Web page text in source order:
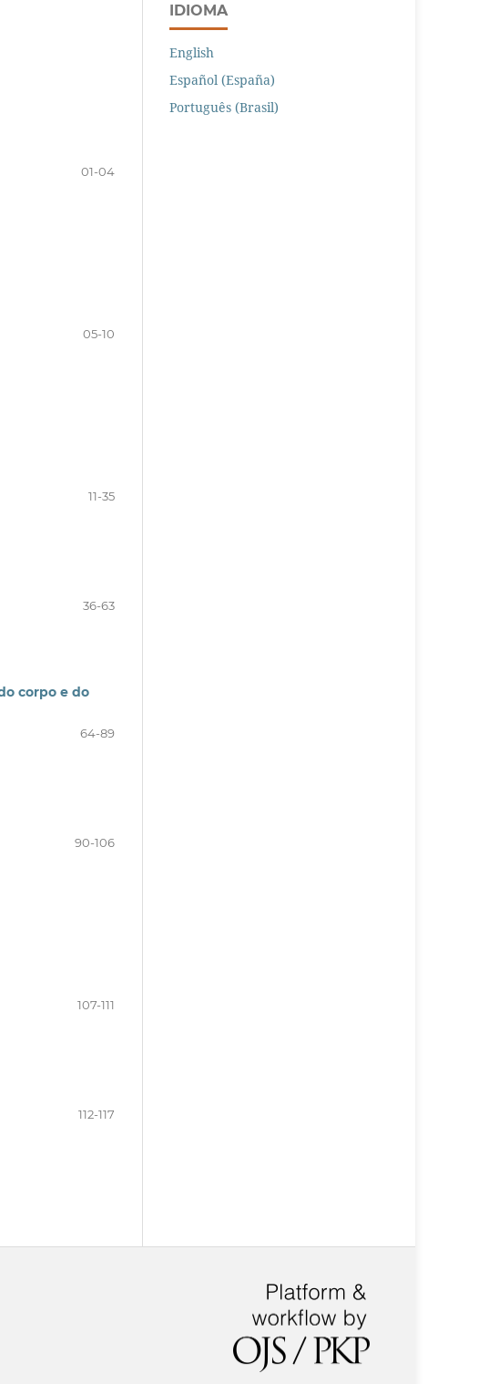
01-04
05-10
11-35
36-63
corpo e do
64-89
90-106
107-111
112-117
IDIOMA
English
Español (España)
Português (Brasil)